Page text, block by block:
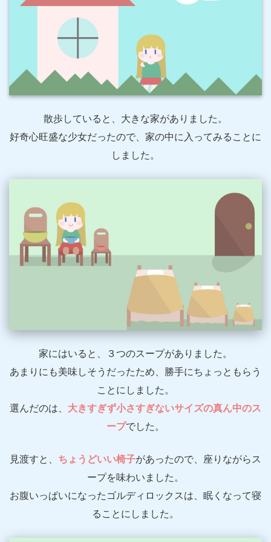
散歩していると、大きな家がありました。
好奇心旺盛な少女だったので、家の中に入ってみることに
しました。
家にはいると、３つのスープがありました。
あまりにも美味しそうだったため、勝手にちょっともらう
ことにしました。
選んだのは、 大きすぎず小さすぎないサイズの真ん中のス
ープでした。
見渡すと、 ちょうどいい椅子があったので、座りながらス
ープを味わいました。
お腹いっぱいになったゴルディロックスは、眠くなって寝
ることにしました。